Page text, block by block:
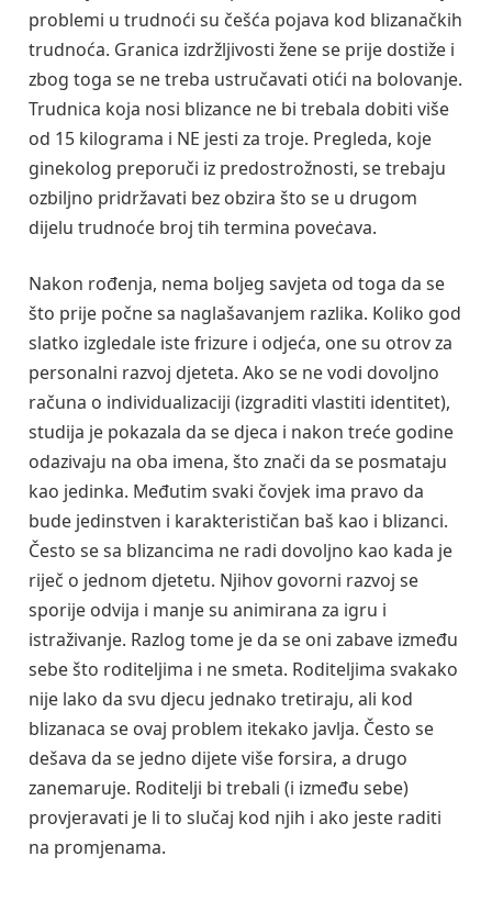
problemi u trudnoći su češća pojava kod blizanačkih
trudnoća. Granica izdržljivosti žene se prije dostiže i
zbog toga se ne treba ustručavati otići na bolovanje.
Trudnica koja nosi blizance ne bi trebala dobiti više
od 15 kilograma i NE jesti za troje. Pregleda, koje
ginekolog preporuči iz predostrožnosti, se trebaju
ozbiljno pridržavati bez obzira što se u drugom
dijelu trudnoće broj tih termina poveċava.
Nakon rođenja, nema boljeg savjeta od toga da se
što prije počne sa naglašavanjem razlika. Koliko god
slatko izgledale iste frizure i odjeća, one su otrov za
personalni razvoj djeteta. Ako se ne vodi dovoljno
računa o individualizaciji (izgraditi vlastiti identitet),
studija je pokazala da se djeca i nakon treće godine
odazivaju na oba imena, što znači da se posmataju
kao jedinka. Međutim svaki čovjek ima pravo da
bude jedinstven i karakterističan baš kao i blizanci.
Često se sa blizancima ne radi dovoljno kao kada je
riječ o jednom djetetu. Njihov govorni razvoj se
sporije odvija i manje su animirana za igru i
istraživanje. Razlog tome je da se oni zabave između
sebe što roditeljima i ne smeta. Roditeljima svakako
nije lako da svu djecu jednako tretiraju, ali kod
blizanaca se ovaj problem itekako javlja. Često se
dešava da se jedno dijete više forsira, a drugo
zanemaruje. Roditelji bi trebali (i između sebe)
provjeravati je li to slučaj kod njih i ako jeste raditi
na promjenama.